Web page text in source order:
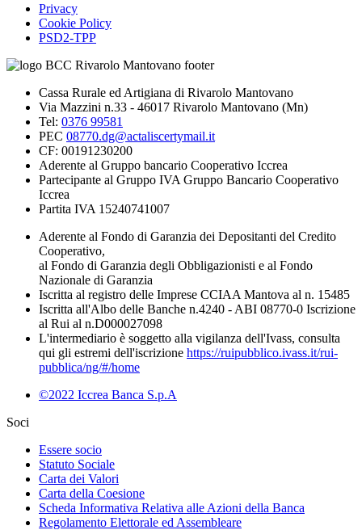
Privacy
Cookie Policy
PSD2-TPP
Cassa Rurale ed Artigiana di Rivarolo Mantovano
Via Mazzini n.33 - 46017 Rivarolo Mantovano (Mn)
Tel: 0376 99581
PEC 08770.dg@actaliscertymail.it
CF: 00191230200
Aderente al Gruppo bancario Cooperativo Iccrea
Partecipante al Gruppo IVA Gruppo Bancario Cooperativo
Iccrea
Partita IVA 15240741007
Aderente al Fondo di Garanzia dei Depositanti del Credito
Cooperativo,
al Fondo di Garanzia degli Obbligazionisti e al Fondo
Nazionale di Garanzia
Iscritta al registro delle Imprese CCIAA Mantova al n. 15485
Iscritta all'Albo delle Banche n.4240 - ABI 08770-0 Iscrizione
al Rui al n.D000027098
L'intermediario è soggetto alla vigilanza dell'Ivass, consulta
qui gli estremi dell'iscrizione https://ruipubblico.ivass.it/rui-
pubblica/ng/#/home
©2022 Iccrea Banca S.p.A
Soci
Essere socio
Statuto Sociale
Carta dei Valori
Carta della Coesione
Scheda Informativa Relativa alle Azioni della Banca
Regolamento Elettorale ed Assembleare